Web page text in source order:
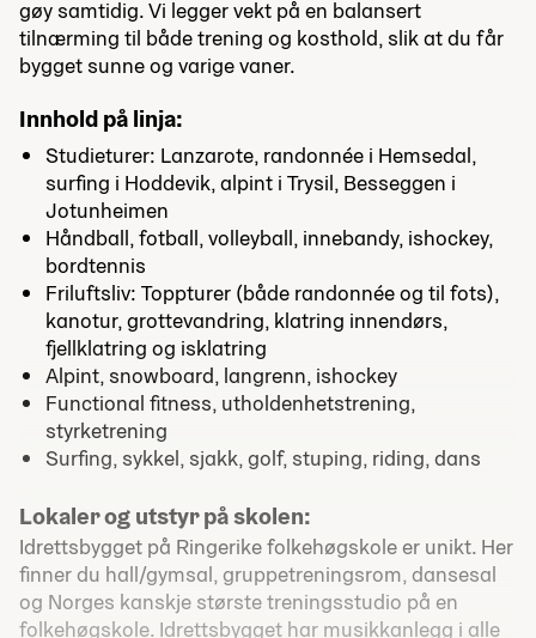
gøy samtidig. Vi legger vekt på en balansert
tilnærming til både trening og kosthold, slik at du får
bygget sunne og varige vaner.
Innhold på linja:
Studieturer: Lanzarote, randonnée i Hemsedal,
surfing i Hoddevik, alpint i Trysil, Besseggen i
Jotunheimen
Håndball, fotball, volleyball, innebandy, ishockey,
bordtennis
Friluftsliv: Toppturer (både randonnée og til fots),
kanotur, grottevandring, klatring innendørs,
fjellklatring og isklatring
Alpint, snowboard, langrenn, ishockey
Functional fitness, utholdenhetstrening,
styrketrening
Surfing, sykkel, sjakk, golf, stuping, riding, dans
Lokaler og utstyr på skolen:
Idrettsbygget på Ringerike folkehøgskole er unikt. Her
finner du hall/gymsal, gruppetreningsrom, dansesal
og Norges kanskje største treningsstudio på en
folkehøgskole. Idrettsbygget har musikkanlegg i alle